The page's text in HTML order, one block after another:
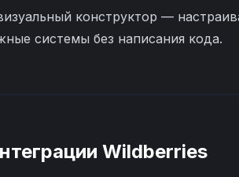
конструктор —
системы без написания кода.
Wildberries